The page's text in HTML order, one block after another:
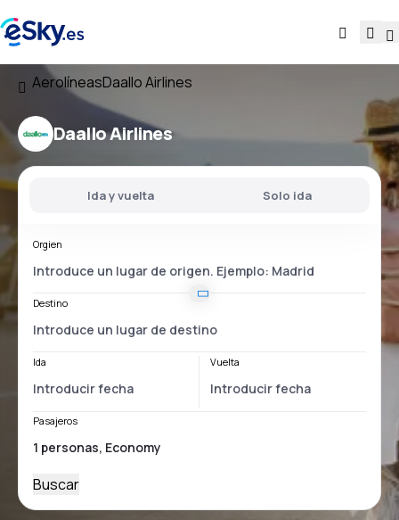
AerolíneasDaallo Airlines
Daallo Airlines
Ida y vuelta Solo ida
Orgien
Destino
Ida Vuelta
Pasajeros
Buscar